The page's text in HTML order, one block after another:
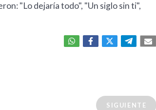
"Lo dejaría todo", "Un siglo sin ti",
SIGUIENTE